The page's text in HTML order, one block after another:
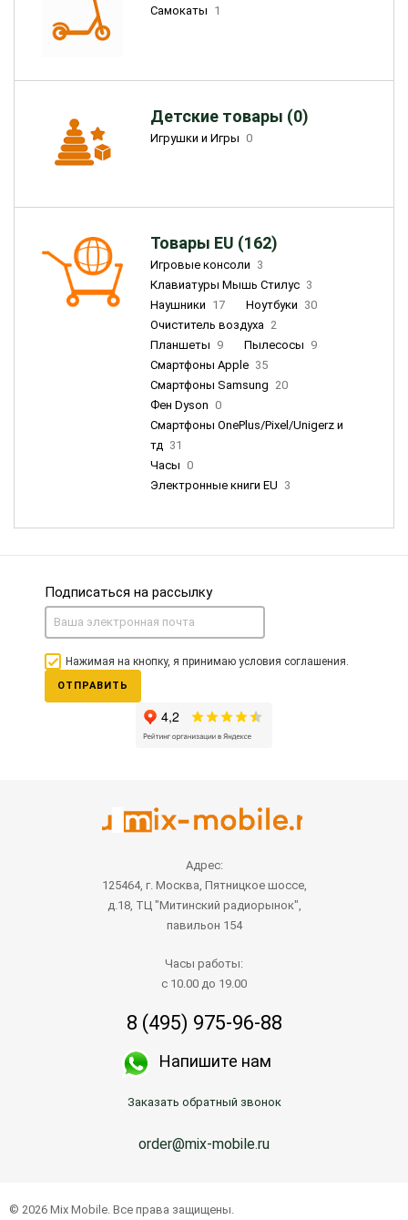
Самокаты 1
Детские товары (0)
Игрушки и Игры 0
Товары EU (162)
Игровые консоли 3
Клавиатуры Мышь Стилус 3
Наушники 17 Ноутбуки 30
Очиститель воздуха 2
Планшеты 9 Пылесосы 9
Смартфоны Apple 35
Смартфоны Samsung 20
Фен Dyson 0
Смартфоны OnePlus/Pixel/Unigerz и
тд 31
Часы 0
Электронные книги EU 3
Подписаться на рассылку
Нажимая на кнопку, я принимаю условия соглашения.
ОТПРАВИТЬ
Адрес:
125464, г. Москва, Пятницкое шоссе,
д.18, ТЦ "Митинский радиорынок",
павильон 154
Часы работы:
с 10.00 до 19.00
8 (495) 975-96-88
Напишите нам
Заказать обратный звонок
order@mix-mobile.ru
© 2026 Mix Mobile. Все права защищены.